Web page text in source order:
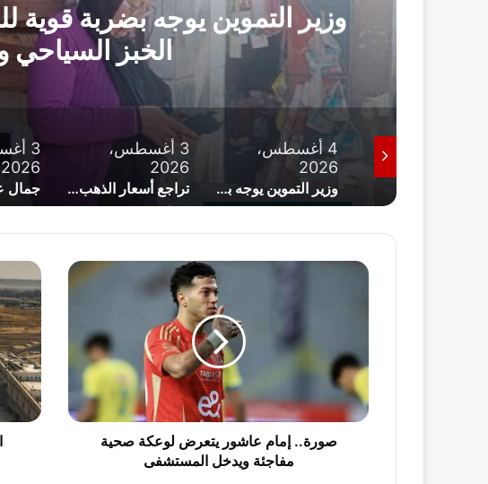
وزير التموين يوجه بضربة قوية
الخبز السياحي
4 أغسطس،
2026
وزير التموين يوجه بضربة قوية للمخابز المخالفة لأسعار الخبز السياحي والفينو
3 أغسطس،
2026
تراجع أسعار الذهب اليوم الإثنين.. عيار 21 يفقد 30 جنيهًا
3
2026
ص
.
م
ا
صورة.. إمام عاشور يتعرض لوعكة صحية
مفاجئة ويدخل المستشفى
ا
ل
م
ت
ح
ف
ا
ل
م